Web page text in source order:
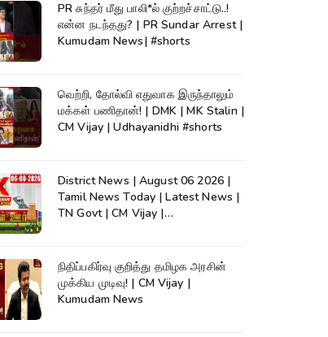
PR சுந்தர் மீது பாலி*ல் குற்றச்சாட்டு..!
என்ன நடந்தது? | PR Sundar Arrest |
Kumudam News| #shorts
வெற்றி, தோல்வி எதுவாக இருந்தாலும்
மக்கள் பணிதான்! | DMK | MK Stalin |
CM Vijay | Udhayanidhi #shorts
District News | August 06 2026 |
Tamil News Today | Latest News |
TN Govt | CM Vijay |
நிதிப்பகிர்வு குறித்து தமிழக அரசின்
முக்கிய முடிவு! | CM Vijay |
Kumudam News